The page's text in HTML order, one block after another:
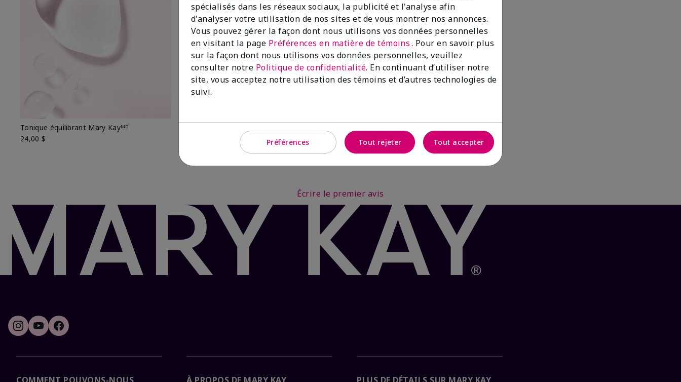
Tonique équilibrant Mary Kayᴹᴰ
24,00 $
Écrire le premier avis
spécialisés dans les réseaux sociaux, la publicité et l'analyse afin
d'analyser votre utilisation de nos sites et de vous montrer nos annonces.
Vous pouvez gérer la façon dont nous utilisons vos données personnelles
en visitant la page Préférences en matière de témoins. Pour en savoir plus
sur la façon dont nous utilisons vos données personnelles, veuillez
consulter notre Politique de confidentialité. En continuant d’utiliser notre
site, vous acceptez notre utilisation des témoins et d’autres technologies de
suivi.
Préférences Tout rejeter Tout accepter